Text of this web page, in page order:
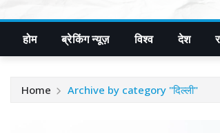
होम ब्रेकिंग न्यूज़ विश्व देश
Home Archive by category "दिल्ली"